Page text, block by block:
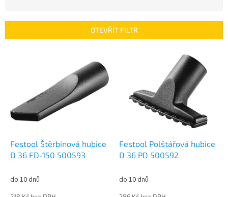
í
OTEVŘÍT FILTR
p
Festool Štěrbinová hubice
D 36 FD-150 500593
do 10 dnů
Festool Polštářová hubice
D 36 PD 500592
do 10 dnů